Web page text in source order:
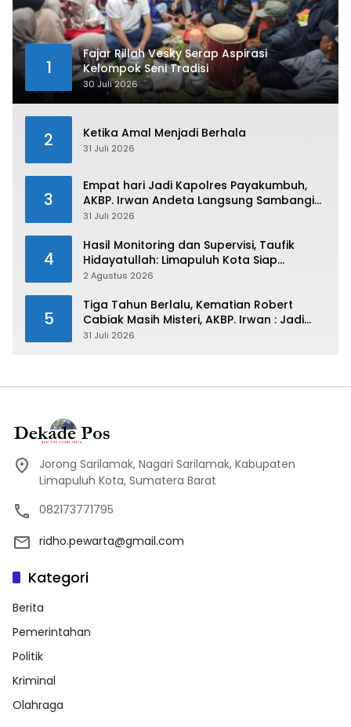
1
Fajar Rillah Vesky Serap Aspirasi
Kelompok Seni Tradisi
30 Juli 2026
2 Ketika Amal Menjadi Berhala
31 Juli 2026
3
Empat hari Jadi Kapolres Payakumbuh,
AKBP. Irwan Andeta Langsung Sambangi
PWI Kota Payakumbuh
31 Juli 2026
4
Hasil Monitoring dan Supervisi, Taufik
Hidayatullah: Limapuluh Kota Siap
Kirimkan Atlet Terbaiknya Pada Porprov
2 Agustus 2026
5
Tiga Tahun Berlalu, Kematian Robert
Cabiak Masih Misteri, AKBP. Irwan : Jadi
Atensi Kita
31 Juli 2026
Jorong Sarilamak, Nagari Sarilamak, Kabupaten
Limapuluh Kota, Sumatera Barat
082173771795
ridho.pewarta@gmail.com
Kategori
Berita
Pemerintahan
Politik
Kriminal
Olahraga